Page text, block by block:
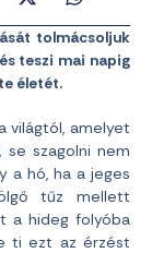
tolmácsoljuk
teszi mai napig
életét.
világtól, amelyet
se szagolni nem
a hó, ha a jeges
tűz mellett
a hideg folyóba
ti ezt az érzést